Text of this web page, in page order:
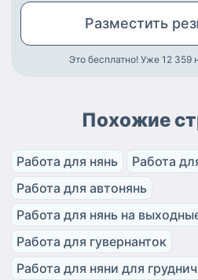
Разместить
Это бесплатно! Уже 12 359
Похожие
Работа для нянь
Работа
Работа для автонянь
Работа для нянь на
Работа для гувернанток
Работа для няни для